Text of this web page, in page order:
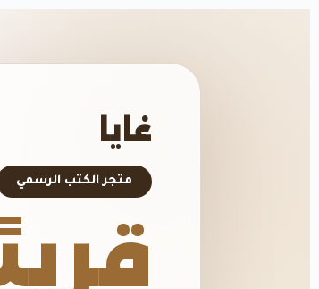
غايا
متجر الكتب الرسمي